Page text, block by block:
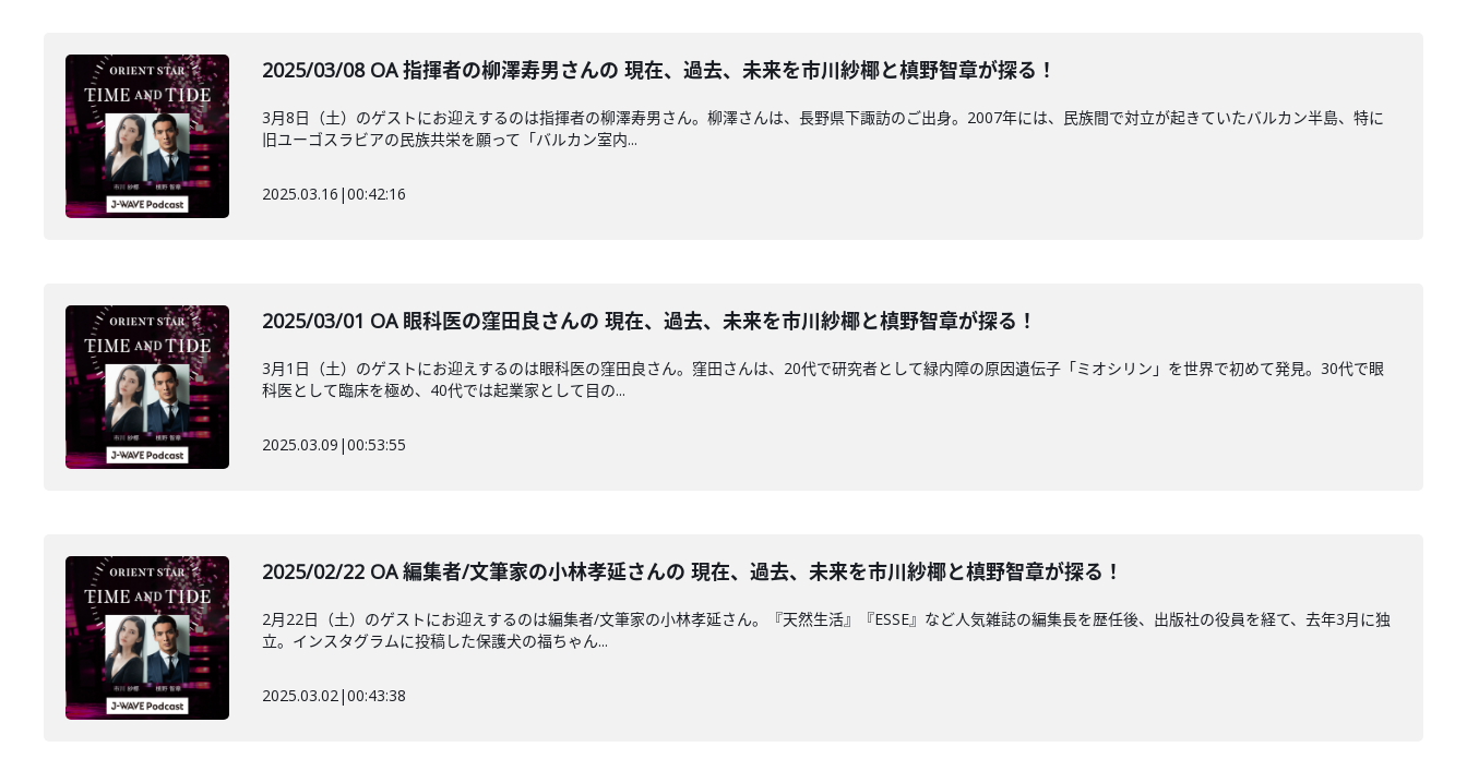
2025/03/08 OA 指揮者の柳澤寿男さんの 現在、過去、未来を市川紗椰と槙野智章が探る！
3月8日（土）のゲストにお迎えするのは指揮者の柳澤寿男さん。柳澤さんは、長野県下諏訪のご出身。2007年には、民族間で対立が起きていたバルカン半島、特に
旧ユーゴスラビアの民族共栄を願って「バルカン室内...
2025.03.16 |00:42:16
2025/03/01 OA 眼科医の窪田良さんの 現在、過去、未来を市川紗椰と槙野智章が探る！
3月1日（土）のゲストにお迎えするのは眼科医の窪田良さん。窪田さんは、20代で研究者として緑内障の原因遺伝子「ミオシリン」を世界で初めて発見。30代で眼
科医として臨床を極め、40代では起業家として目の...
2025.03.09 |00:53:55
2025/02/22 OA 編集者/文筆家の小林孝延さんの 現在、過去、未来を市川紗椰と槙野智章が探る！
2月22日（土）のゲストにお迎えするのは編集者/文筆家の小林孝延さん。『天然生活』『ESSE』など人気雑誌の編集長を歴任後、出版社の役員を経て、去年3月に独
立。インスタグラムに投稿した保護犬の福ちゃん...
2025.03.02|00:43:38